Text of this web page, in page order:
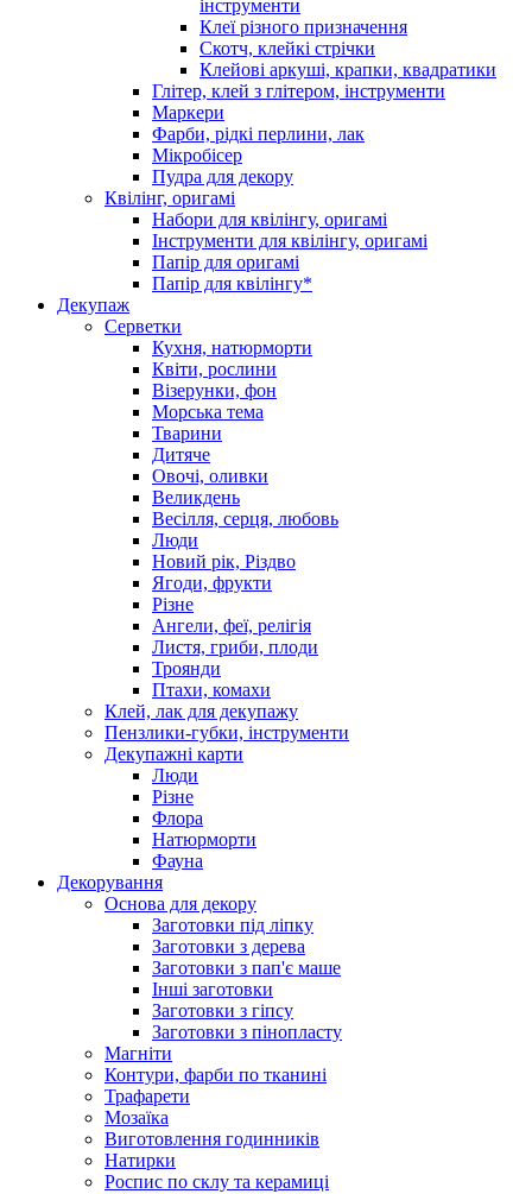
інструменти
Клеї різного призначення
Скотч, клейкі стрічки
Клейові аркуші, крапки, квадратики
Глітер, клей з глітером, інструменти
Маркери
Фарби, рідкі перлини, лак
Мікробісер
Пудра для декору
Квілінг, оригамі
Набори для квілінгу, оригамі
Інструменти для квілінгу, оригамі
Папір для оригамі
Папір для квілінгу*
Декупаж
Серветки
Кухня, натюрморти
Квіти, рослини
Візерунки, фон
Морська тема
Тварини
Дитяче
Овочі, оливки
Великдень
Весілля, серця, любовь
Люди
Новий рік, Різдво
Ягоди, фрукти
Різне
Ангели, феї, релігія
Листя, гриби, плоди
Троянди
Птахи, комахи
Клей, лак для декупажу
Пензлики-губки, інструменти
Декупажні карти
Люди
Різне
Флора
Натюрморти
Фауна
Декорування
Основа для декору
Заготовки під ліпку
Заготовки з дерева
Заготовки з пап'є маше
Інші заготовки
Заготовки з гіпсу
Заготовки з пінопласту
Магніти
Контури, фарби по тканині
Трафарети
Мозаїка
Виготовлення годинників
Натирки
Роспис по склу та керамиці